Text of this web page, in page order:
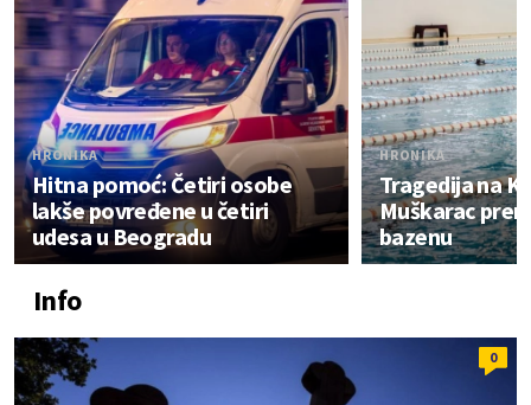
HRONIKA
Hitna pomoć: Četiri osobe
lakše povređene u četiri
udesa u Beogradu
HRONIKA
Tragedija na
Muškarac
bazenu
Info
0